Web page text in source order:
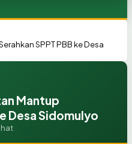
SPPT PBB ke Desa
Mantup
Desa Sidomulyo